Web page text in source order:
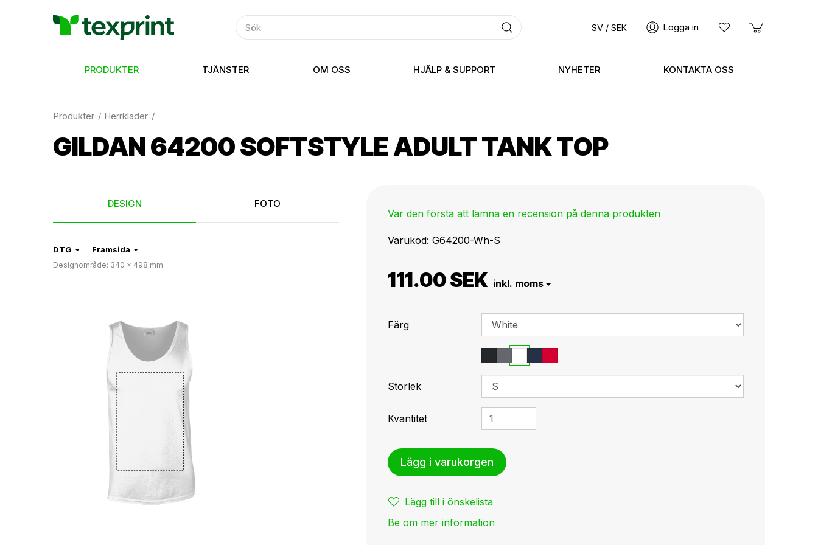
SV / SEK Logga in
PRODUKTER TJÄNSTER OM OSS HJÄLP & SUPPORT NYHETER KONTAKTA OSS
Produkter Herrkläder
GILDAN 64200 SOFTSTYLE ADULT TANK TOP
DESIGN FOTO
DTG Framsida
Designområde: 340 × 498 mm
Var den första att lämna en recension på denna produkten
Varukod G64200-Wh-S
111.00 SEK
Färg
Storlek
Kvantitet
Lägg i varukorgen
Lägg till i önskelista
Be om mer information